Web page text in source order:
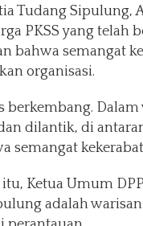
Tudang Sipulung,
PKSS yang telah
bahwa semangat
organisasi.
berkembang.
dilantik, di
semangat
Ketua Umum
adalah